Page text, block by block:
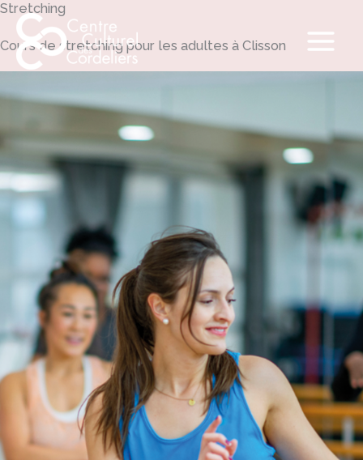
Aller
contenu
Stretching
Cours de stretching pour les adultes à Clisson